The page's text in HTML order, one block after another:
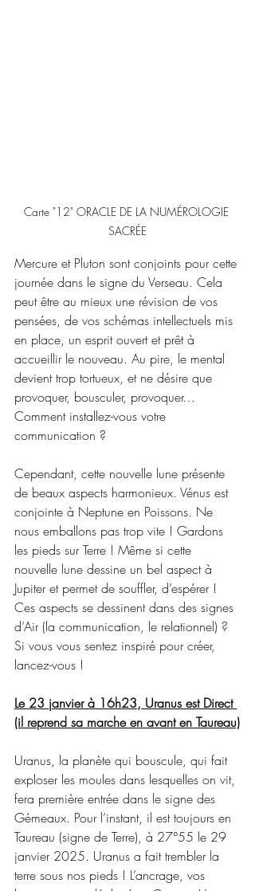
Carte "12" ORACLE DE LA NUMÉROLOGIE
SACRÉE
Mercure et Pluton sont conjoints pour cette
journée dans le signe du Verseau. Cela
peut être au mieux une révision de vos
pensées, de vos schémas intellectuels mis
en place, un esprit ouvert et prêt à
accueillir le nouveau. Au pire, le mental
devient trop tortueux, et ne désire que
provoquer, bousculer, provoquer…
Comment installez-vous votre
communication ?
Cependant, cette nouvelle lune présente
de beaux aspects harmonieux. Vénus est
conjointe à Neptune en Poissons. Ne
nous emballons pas trop vite ! Gardons
les pieds sur Terre ! Même si cette
nouvelle lune dessine un bel aspect à
Jupiter et permet de souffler, d’espérer !
Ces aspects se dessinent dans des signes
d’Air (la communication, le relationnel) ?
Si vous vous sentez inspiré pour créer,
lancez-vous !
Le 23 janvier à 16h23, Uranus est Direct
(il reprend sa marche en avant en Taureau)
Uranus, la planète qui bouscule, qui fait
exploser les moules dans lesquelles on vit,
fera première entrée dans le signe des
Gémeaux. Pour l’instant, il est toujours en
Taureau (signe de Terre), à 27°55 le 29
janvier 2025. Uranus a fait trembler la
terre sous nos pieds ! L’ancrage, vos